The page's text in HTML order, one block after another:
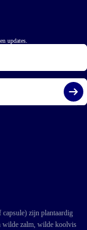
updates.
zijn plantaardig
wilde zalm, wilde koolvis